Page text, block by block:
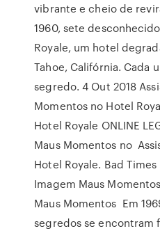
vibrante e cheio de
1960, sete
Royale, um hotel
Tahoe, Califórnia. Cada
segredo. 4 Out 2018
Momentos no Hotel
Hotel Royale ONLINE
Maus Momentos no
Hotel Royale. Bad
Imagem Maus
Maus Momentos Em
segredos se